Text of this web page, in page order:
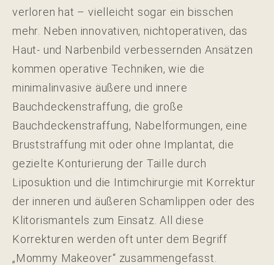
verloren hat – vielleicht sogar ein bisschen
mehr. Neben innovativen, nichtoperativen, das
Haut- und Narbenbild verbessernden Ansätzen
kommen operative Techniken, wie die
minimalinvasive äußere und innere
Bauchdeckenstraffung, die große
Bauchdeckenstraffung, Nabelformungen, eine
Bruststraffung mit oder ohne Implantat, die
gezielte Konturierung der Taille durch
Liposuktion und die Intimchirurgie mit Korrektur
der inneren und äußeren Schamlippen oder des
Klitorismantels zum Einsatz. All diese
Korrekturen werden oft unter dem Begriff
„Mommy Makeover“ zusammengefasst.